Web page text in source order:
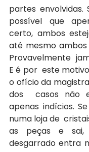
partes envolvidas.
possível que
certo, ambos
até mesmo
Provavelmente
E é por  este
o ofício da
dos  casos não
apenas indícios.
numa loja de
as peças e
desgarrado entra